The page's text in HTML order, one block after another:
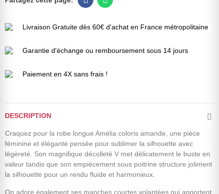
Livraison Gratuite dès 60€ d'achat en France métropolitaine
Garantie d'échange ou remboursement sous 14 jours
Paiement en 4X sans frais !
DESCRIPTION
Craquez pour la robe longue Amélia coloris amande, une pièce
féminine et élégante pensée pour sublimer la silhouette avec
légèreté. Son magnifique décolleté V met délicatement le buste en
valeur tandis que son empiècement sous poitrine structure joliment
la silhouette pour un rendu fluide et harmonieux.
On adore également ses manches courtes volantées qui apportent